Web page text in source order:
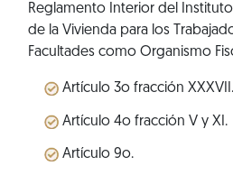
Reglamento Interior del
de la Vivienda para los
Facultades como Organismo
Artículo 3o fracción XXXVII.
Artículo 4o fracción V y XI.
Artículo 9o.